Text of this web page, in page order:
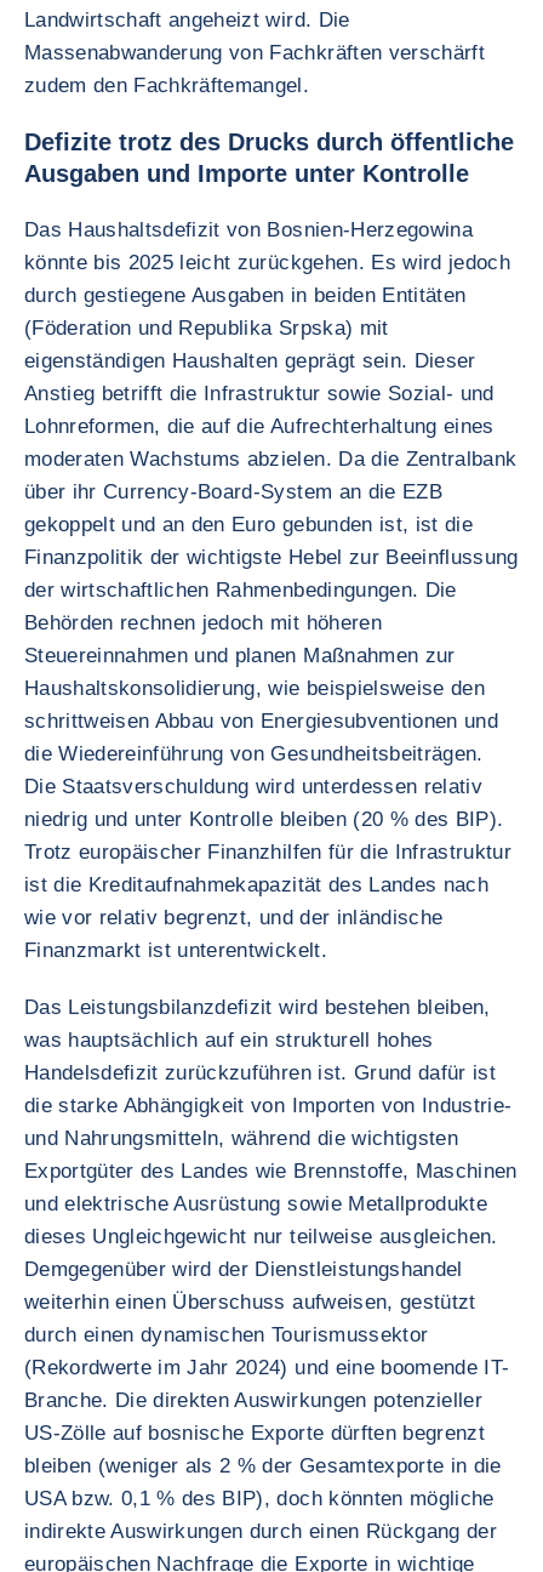
Landwirtschaft angeheizt wird. Die
Massenabwanderung von Fachkräften verschärft
zudem den Fachkräftemangel.
Defizite trotz des Drucks durch öffentliche
Ausgaben und Importe unter Kontrolle
Das Haushaltsdefizit von Bosnien-Herzegowina
könnte bis 2025 leicht zurückgehen. Es wird jedoch
durch gestiegene Ausgaben in beiden Entitäten
(Föderation und Republika Srpska) mit
eigenständigen Haushalten geprägt sein. Dieser
Anstieg betrifft die Infrastruktur sowie Sozial- und
Lohnreformen, die auf die Aufrechterhaltung eines
moderaten Wachstums abzielen. Da die Zentralbank
über ihr Currency-Board-System an die EZB
gekoppelt und an den Euro gebunden ist, ist die
Finanzpolitik der wichtigste Hebel zur Beeinflussung
der wirtschaftlichen Rahmenbedingungen. Die
Behörden rechnen jedoch mit höheren
Steuereinnahmen und planen Maßnahmen zur
Haushaltskonsolidierung, wie beispielsweise den
schrittweisen Abbau von Energiesubventionen und
die Wiedereinführung von Gesundheitsbeiträgen.
Die Staatsverschuldung wird unterdessen relativ
niedrig und unter Kontrolle bleiben (20 % des BIP).
Trotz europäischer Finanzhilfen für die Infrastruktur
ist die Kreditaufnahmekapazität des Landes nach
wie vor relativ begrenzt, und der inländische
Finanzmarkt ist unterentwickelt.
Das Leistungsbilanzdefizit wird bestehen bleiben,
was hauptsächlich auf ein strukturell hohes
Handelsdefizit zurückzuführen ist. Grund dafür ist
die starke Abhängigkeit von Importen von Industrie-
und Nahrungsmitteln, während die wichtigsten
Exportgüter des Landes wie Brennstoffe, Maschinen
und elektrische Ausrüstung sowie Metallprodukte
dieses Ungleichgewicht nur teilweise ausgleichen.
Demgegenüber wird der Dienstleistungshandel
weiterhin einen Überschuss aufweisen, gestützt
durch einen dynamischen Tourismussektor
(Rekordwerte im Jahr 2024) und eine boomende IT-
Branche. Die direkten Auswirkungen potenzieller
US-Zölle auf bosnische Exporte dürften begrenzt
bleiben (weniger als 2 % der Gesamtexporte in die
USA bzw. 0,1 % des BIP), doch könnten mögliche
indirekte Auswirkungen durch einen Rückgang der
europäischen Nachfrage die Exporte in wichtige